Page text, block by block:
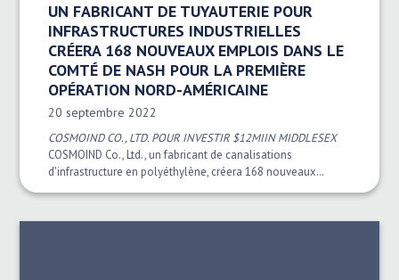
UN FABRICANT DE TUYAUTERIE POUR
INFRASTRUCTURES INDUSTRIELLES
CRÉERA 168 NOUVEAUX EMPLOIS DANS LE
COMTÉ DE NASH POUR LA PREMIÈRE
OPÉRATION NORD-AMÉRICAINE
Date publiée:
20 septembre 2022
COSMOIND CO., LTD. POUR INVESTIR $12MIIN MIDDLESEX
COSMOIND Co., Ltd., un fabricant de canalisations
d'infrastructure en polyéthylène, créera 168 nouveaux…